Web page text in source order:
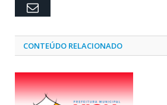
Email
CONTEÚDO RELACIONADO